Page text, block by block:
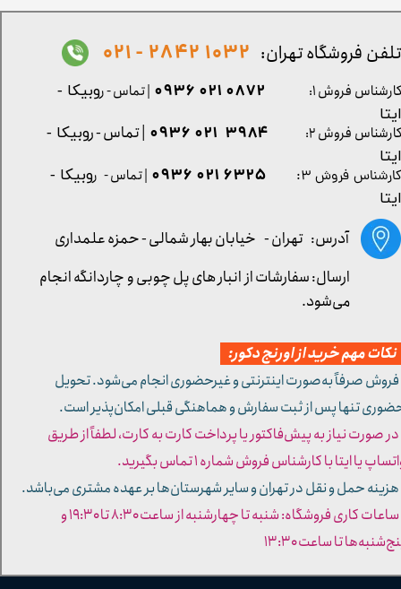
کارشناس فروش ۳: ۶۳۲۵ ۰۲۱ ۰۹۳۶ | تماس - روبیکا -
ایتا
آدرس: تهران - خیابان بهار شمالی - حمزه علمداری
تلفن فروشگاه تهران: 1032 2842 - 021
مهم خرید از اورنج دکور:
صرفاً به‌صورت اینترنتی و غیرحضوری انجام می‌شود. تحویل
تنها پس از ثبت سفارش و هماهنگی قبلی امکان‌پذیر است.
صورت نیاز به پیش‌فاکتور یا پرداخت کارت به کارت، لطفاً از طریق
یا ایتا با کارشناس فروش شماره ۱ تماس بگیرید.
حمل و نقل در تهران و سایر شهرستان‌ها بر عهده مشتری می‌باشد.
- ساعات کاری فروشگاه: شنبه تا چهارشنبه از ساعت ۸:۳۰ تا ۱۹:۳۰ و
تا ساعت ۱۳:۳۰​​​​​​​
کارشناس فروش ۱: 0872 021 0936 | تماس - روبیکا -
ایتا
کارشناس فروش ۲:
۳۹۸۴ ۰۲۱ ۰۹۳۶ | تماس - روبیکا -
ایتا
ارسال: سفارشات از انبار های پل چوبی و چاردانگه انجام
می‌شود.